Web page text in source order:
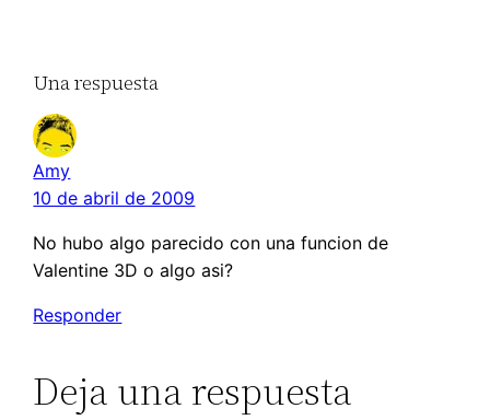
Una respuesta
Amy
10 de abril de 2009
No hubo algo parecido con una funcion de
Valentine 3D o algo asi?
Responder
Deja una respuesta